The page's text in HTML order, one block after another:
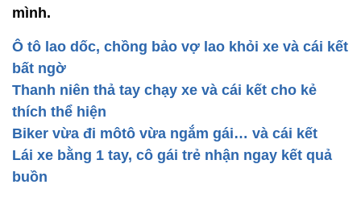
mình.
Ô tô lao dốc, chồng bảo vợ lao khỏi xe và cái kết
bất ngờ
Thanh niên thả tay chạy xe và cái kết cho kẻ
thích thể hiện
Biker vừa đi môtô vừa ngắm gái… và cái kết
Lái xe bằng 1 tay, cô gái trẻ nhận ngay kết quả
buồn